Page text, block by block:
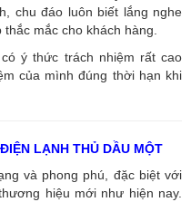
chu đáo luôn biết lắng nghe
mắc cho khách hàng.
ý thức trách nhiệm rất cao
của mình đúng thời hạn khi
LẠNH THỦ DẦU MỘT
và phong phú, đặc biệt với
hiệu mới như hiện nay.